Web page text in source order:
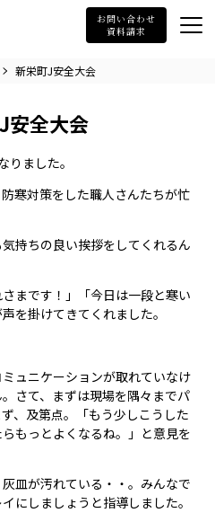
お問い合わせ
資料請求
新栄町J安全大会
安全大会
ました。
寒対策をした職人さんたちが忙
持ちの良い挨拶をしてくれるん
まです！」「今日は一段と寒い
を掛けてきてくれました。
ュニケーションが取れていなけ
さて、まずは現場を隅々までパ
、及第点。「もう少しこうした
もっとよくなるね。」と意見を
皿が汚れている・・。みんなで
にしましょうと指導しました。